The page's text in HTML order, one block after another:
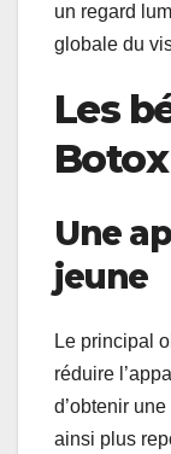
un regard
globale du
Les
Une
jeune
Le principal
réduire
d’obtenir
ainsi plus